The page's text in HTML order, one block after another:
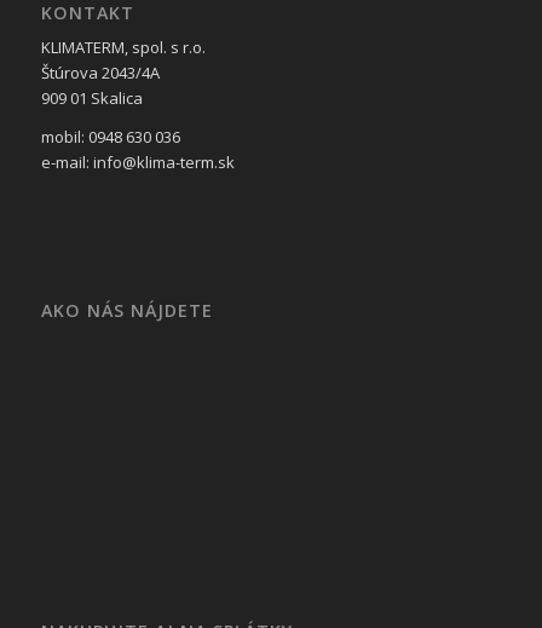
KONTAKT
KLIMATERM, spol. s r.o.
Štúrova 2043/4A
909 01 Skalica
mobil: 0948 630 036
e-mail: info@klima-term.sk
AKO NÁS NÁJDETE